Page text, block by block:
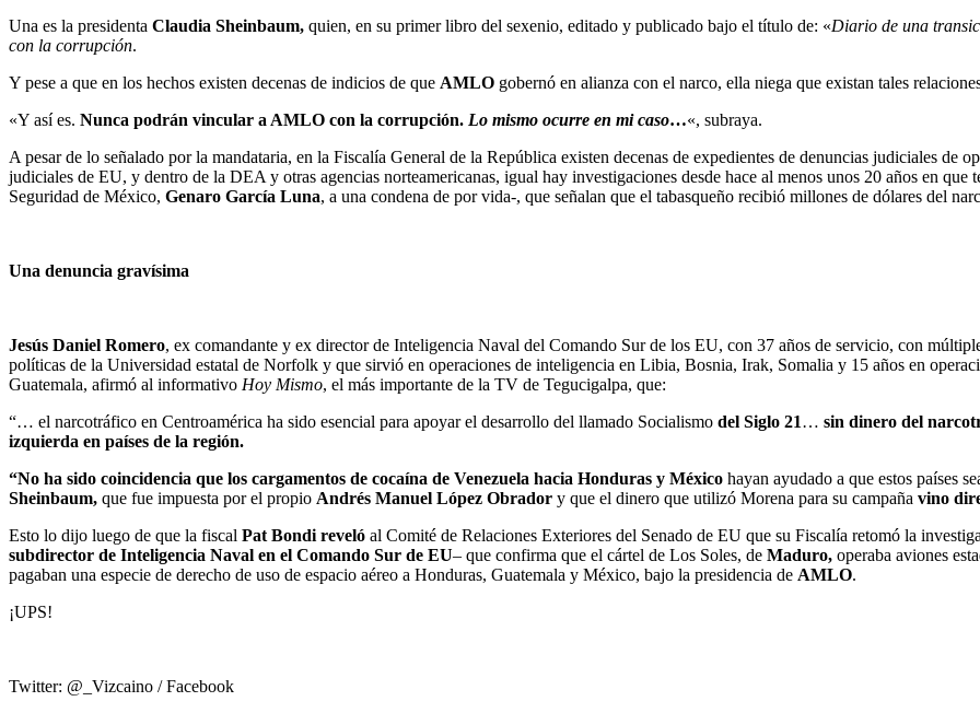
Una es la presidenta Claudia Sheinbaum, quien, en su primer libro del sexenio, editado y publicado bajo el título de: «Diario de una
con la corrupción.
Y pese a que en los hechos existen decenas de indicios de que AMLO gobernó en alianza con el narco, ella niega que existan tales
«Y así es. Nunca podrán vincular a AMLO con la corrupción. Lo mismo ocurre en mi caso…«, subraya.
A pesar de lo señalado por la mandataria, en la Fiscalía General de la República existen decenas de expedientes de denuncias judiciales de
judiciales de EU, y dentro de la DEA y otras agencias norteamericanas, igual hay investigaciones desde hace al menos unos 20 años en
Seguridad de México, Genaro García Luna, a una condena de por vida-, que señalan que el tabasqueño recibió millones de dólares del
Una denuncia gravísima
Jesús Daniel Romero, ex comandante y ex director de Inteligencia Naval del Comando Sur de los EU, con 37 años de servicio, con
políticas de la Universidad estatal de Norfolk y que sirvió en operaciones de inteligencia en Libia, Bosnia, Irak, Somalia y 15 años en
Guatemala, afirmó al informativo Hoy Mismo, el más importante de la TV de Tegucigalpa, que:
“… el narcotráfico en Centroamérica ha sido esencial para apoyar el desarrollo del llamado Socialismo del Siglo 21… sin dinero del
izquierda en países de la región.
“No ha sido coincidencia que los cargamentos de cocaína de Venezuela hacia Honduras y México hayan ayudado a que estos países
Sheinbaum, que fue impuesta por el propio Andrés Manuel López Obrador y que el dinero que utilizó Morena para su campaña vino
Esto lo dijo luego de que la fiscal Pat Bondi reveló al Comité de Relaciones Exteriores del Senado de EU que su Fiscalía retomó la
subdirector de Inteligencia Naval en el Comando Sur de EU– que confirma que el cártel de Los Soles, de Maduro, operaba aviones
pagaban una especie de derecho de uso de espacio aéreo a Honduras, Guatemala y México, bajo la presidencia de AMLO.
¡UPS!
Twitter: @_Vizcaino / Facebook